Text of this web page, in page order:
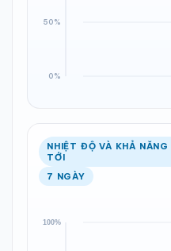
NHIỆT ĐỘ VÀ KHẢ
TỚI
7 NGÀY